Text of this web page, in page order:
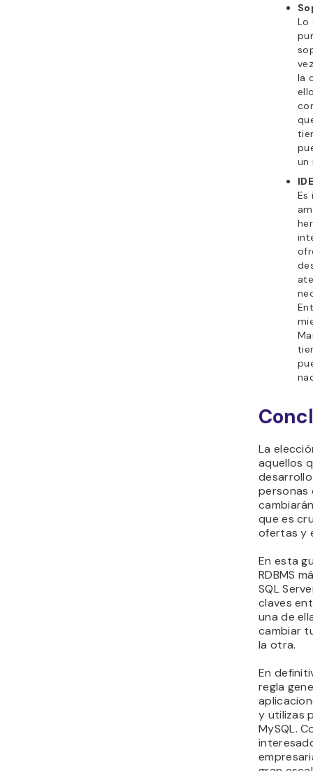
Lo
la
un
Es
La
aquellos
personas
que es
ofertas y
En esta
RDBMS
SQL
claves
una de
cambiar
la otra.
En
regla
y utilizas
MySQL.